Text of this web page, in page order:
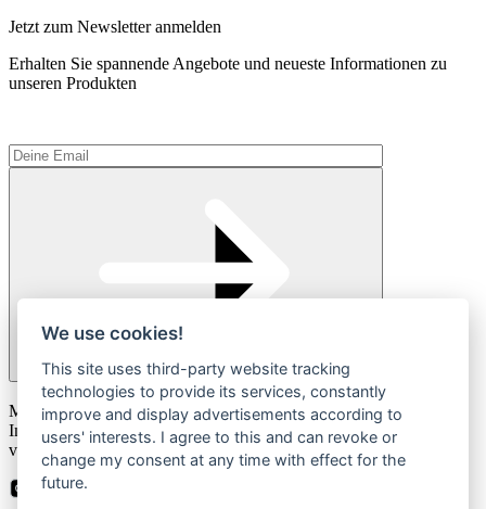
Jetzt zum Newsletter anmelden
Erhalten Sie spannende Angebote und neueste Informationen zu
unseren Produkten
Please
leave
this
field
empty.
Mit der Anmeldung zum Newsletter stimmen Sie zu, dass wir Ihre
Informationen im Rahmen unsererDatenschutzbestimmungen
verarbeiten.
We use cookies!
This site uses third-party website tracking
technologies to provide its services, constantly
improve and display advertisements according to
users' interests. I agree to this and can revoke or
change my consent at any time with effect for the
future.